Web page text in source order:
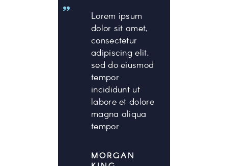
Lorem ipsum
dolor sit amet,
consectetur
adipiscing elit,
sed do eiusmod
tempor
incididunt ut
labore et dolore
magna aliqua
tempor
MORGAN